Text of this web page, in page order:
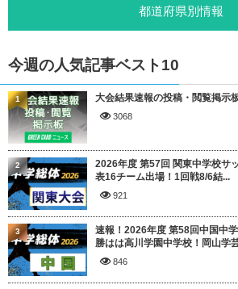
都道府県別情報
今週の人気記事ベスト10
大会結果速報の投稿・閲覧掲示
3068
1
2026年度 第57回 関東中学校サ
表16チーム出場！1回戦8/6結...
921
2
速報！2026年度 第58回中国中
勝はは高川学園中学校！岡山学
846
3